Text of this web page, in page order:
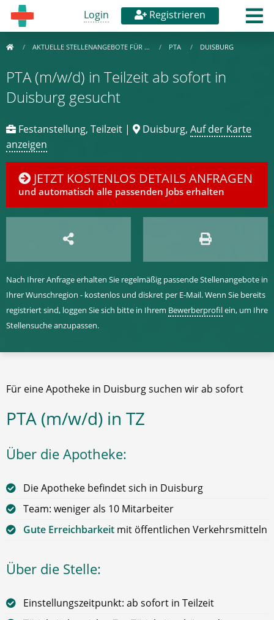
Login Registrieren
AKTUELLE STELLENANGEBOTE FÜR … PTA DUISBURG
PTA (m/w/d) in Teilzeit ab sofort in
Duisburg gesucht
Festanstellung, Teilzeit | Duisburg, Auf der Karte
anzeigen
JETZT KOSTENLOS DETAILS ANFRAGEN
und automatisch alle passenden Jobs erhalten
Nach Ihrer Anfrage erhalten Sie regelmäßig passende Stellenangebote in
Ihrer Wunschregion - kostenlos und diskret per E-Mail. Wenn Sie bereits
registriert sind, loggen Sie sich bitte in Ihrem Bewerberprofilein, um Ihre
Stellensuche anzupassen.
Für eine Apotheke in Duisburg suchen wir ab sofort
PTA (m/w/d) in TZ
Über die Apotheke:
Die Apotheke befindet sich in Duisburg
Team: weniger als 10 Mitarbeiter
Gute Erreichbarkeit mit öffentlichen Verkehrsmitteln
Über die Stelle:
Einstellungszeitpunkt: ab sofort in Teilzeit